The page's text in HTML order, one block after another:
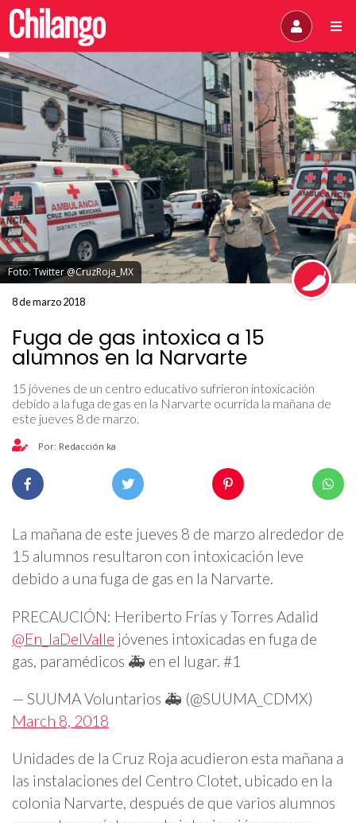
Foto: Twitter @CruzRoja_MX
8 de marzo 2018
Fuga de gas intoxica a 15
alumnos en la Narvarte
15 jóvenes de un centro educativo sufrieron intoxicación
debido a la fuga de gas en la Narvarte ocurrida la mañana de
este jueves 8 de marzo.
Por: Redacción ka
La mañana de este jueves 8 de marzo alrededor de
15 alumnos resultaron con intoxicación leve
debido a una fuga de gas en la Narvarte.
PRECAUCIÓN: Heriberto Frías y Torres Adalid
@En_laDelValle jóvenes intoxicadas en fuga de
gas, paramédicos 🚑 en el lugar. #1
— SUUMA Voluntarios 🚑 (@SUUMA_CDMX)
March 8, 2018
Unidades de la Cruz Roja acudieron esta mañana a
las instalaciones del Centro Clotet, ubicado en la
colonia Narvarte, después de que varios alumnos